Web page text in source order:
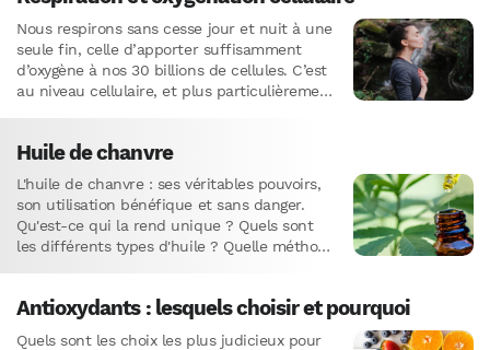
Nous respirons sans cesse jour et nuit à une
seule fin, celle d’apporter suffisamment
d’oxygène à nos 30 billions de cellules. C’est
au niveau cellulaire, et plus particulièrement
Huile de chanvre
L'huile de chanvre : ses véritables pouvoirs,
son utilisation bénéfique et sans danger.
Qu'est-ce qui la rend unique ? Quels sont
les différents types d'huile ? Quelle méthode
système endocannabinoïde et un sommeil
Antioxydants : lesquels choisir et pourquoi
Quels sont les choix les plus judicieux pour